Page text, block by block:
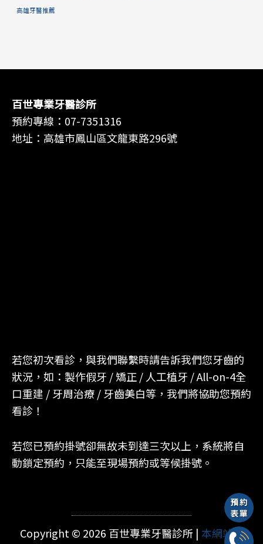
高雄牙醫推薦
百世專業牙醫診所
預約專線： 07-7351316
地址：高雄市鳳山區文龍東路296號
若您初次看診，與我們聯繫時請告訴我們您牙齒的
狀況，如：製作假牙 / 矯正 / 人工植牙 / All-on-4全
口重建 / 牙周治療 / 牙齒美白等，我們將協助您預約
看診！
若您已預約掛號卻無故未到達三次以上，系統將自
動鎖定預約，只能至現場預約或等候掛號。
Copyright © 2026 百世專業牙醫診所 | 本網站由